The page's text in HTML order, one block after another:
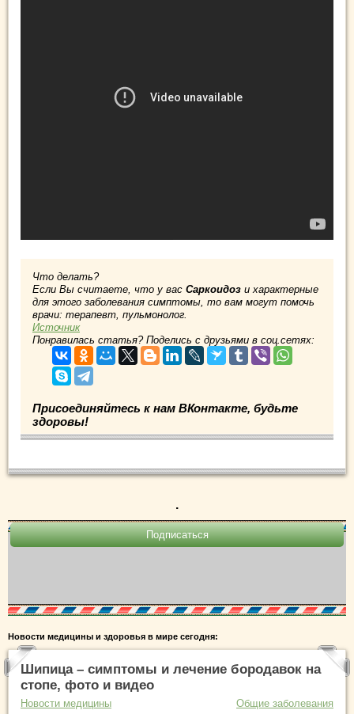
Что делать?
Если Вы считаете, что у вас Саркоидоз и характерные
для этого заболевания симптомы, то вам могут помочь
врачи: терапевт, пульмонолог.
Источник
Понравилась статья? Поделись с друзьями в соц.сетях:
Присоединяйтесь к нам ВКонтакте, будьте
здоровы!
.
Новости медицины и здоровья в мире сегодня:
Шипица – симптомы и лечение бородавок на
стопе, фото и видео
Новости медицины Общие заболевания